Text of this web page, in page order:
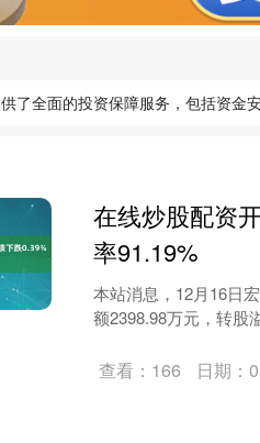
了全面的投资保障服务，包括资金
在线炒股配资
率91.19%
本站消息，12月16日
额2398.98万元，转股
查看：166 日期：